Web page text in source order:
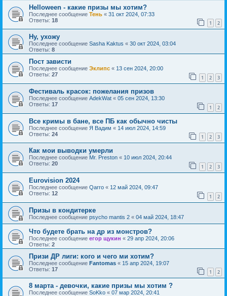
Helloween - какие призы мы хотим?
Последнее сообщение Тень « 31 окт 2024, 07:33
Ответы: 18 1 2
Ну, ухожу
Последнее сообщение Sasha Kaktus « 30 окт 2024, 03:04
Ответы: 8
Пост зависти
Последнее сообщение Эклипс « 13 сен 2024, 20:00
Ответы: 27 1 2 3
Фестиваль красок: пожелания призов
Последнее сообщение AdekWat « 05 сен 2024, 13:30
Ответы: 17 1 2
Все кримы в бане, все ПБ как обычно чисты
Последнее сообщение Я Вадим « 14 июл 2024, 14:59
Ответы: 24 1 2 3
Как мои выводки умерли
Последнее сообщение Mr. Preston « 10 июл 2024, 20:44
Ответы: 20 1 2 3
Eurovision 2024
Последнее сообщение Qarro « 12 май 2024, 09:47
Ответы: 12 1 2
Призы в кондитерке
Последнее сообщение psycho mantis 2 « 04 май 2024, 18:47
Что будете брать на др из монстров?
Последнее сообщение егор щукин « 29 апр 2024, 20:06
Ответы: 2
Призи ДР лиги: кого и чего ми хотим?
Последнее сообщение Fantomas « 15 апр 2024, 19:07
Ответы: 17 1 2
8 марта - девочки, какие призы мы хотим ?
Последнее сообщение SoKko « 07 мар 2024, 20:41